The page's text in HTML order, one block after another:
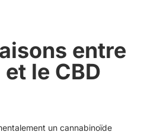
entre
le CBD
un cannabinoïde